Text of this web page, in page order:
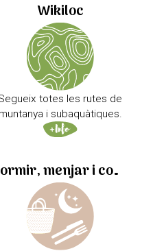
Wikiloc
totes les rutes de
muntanya i subaquàtiques.
Dormir, menjar i comprar